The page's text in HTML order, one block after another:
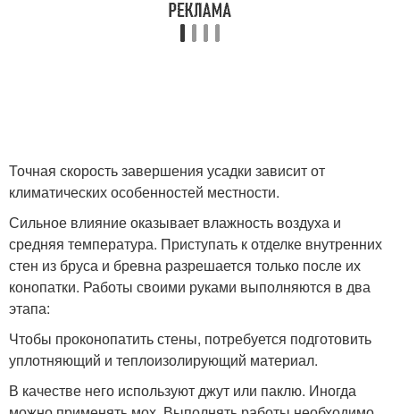
Точная скорость завершения усадки зависит от
климатических особенностей местности.
Сильное влияние оказывает влажность воздуха и
средняя температура. Приступать к отделке внутренних
стен из бруса и бревна разрешается только после их
конопатки. Работы своими руками выполняются в два
этапа:
Чтобы проконопатить стены, потребуется подготовить
уплотняющий и теплоизолирующий материал.
В качестве него используют джут или паклю. Иногда